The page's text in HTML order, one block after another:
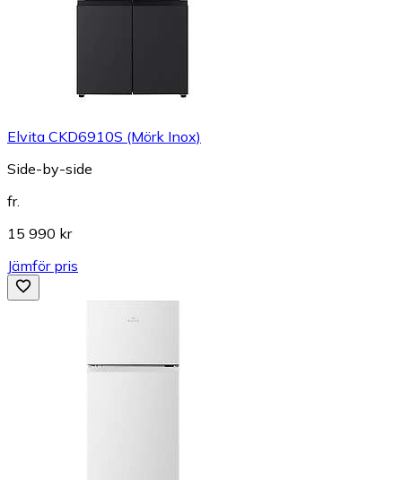
Elvita CKD6910S (Mörk Inox)
Side-by-side
fr.
15 990 kr
Jämför pris